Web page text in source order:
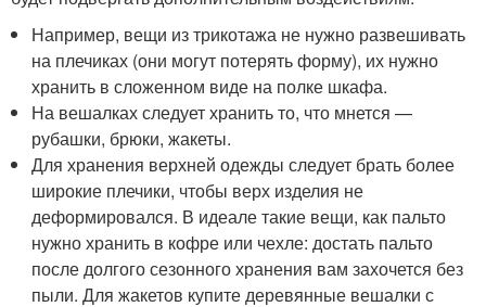
Например, вещи из трикотажа не нужно развешивать
на плечиках (они могут потерять форму), их нужно
хранить в сложенном виде на полке шкафа.
На вешалках следует хранить то, что мнется —
рубашки, брюки, жакеты.
Для хранения верхней одежды следует брать более
широкие плечики, чтобы верх изделия не
деформировался. В идеале такие вещи, как пальто
нужно хранить в кофре или чехле: достать пальто
после долгого сезонного хранения вам захочется без
пыли. Для жакетов купите деревянные вешалки с